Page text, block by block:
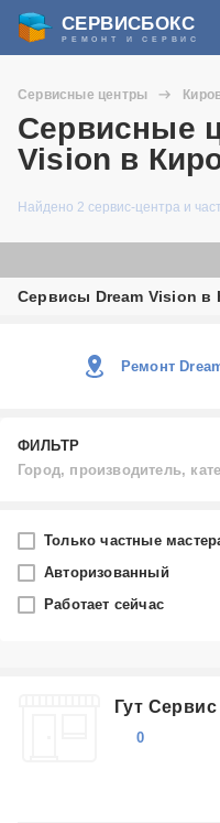
СЕРВИСБОКС
РЕМОНТ И СЕРВИС
Я
СЕРВИСЫ И МАСТЕРА
НОВОСТИ
ДОБАВИТЬ
Сервисные центры
Сервисные
Vision в
Найдено 2 сервис-центра и
Сервисы Dream Vision в
Ремонт
ФИЛЬТР
Город, производитель,
Киров
Производитель
Только частные
Авторизованный
Работает сейчас
Гут
0